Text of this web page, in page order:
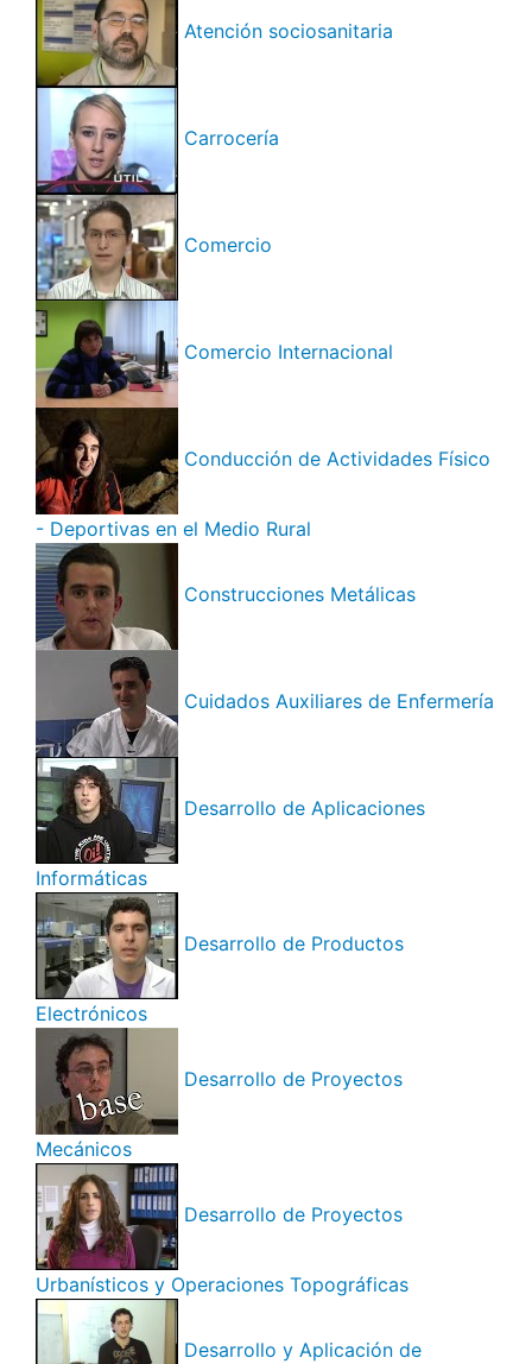
Atención sociosanitaria
Carrocería
Comercio
Comercio Internacional
Conducción de Actividades Físico
- Deportivas en el Medio Rural
Construcciones Metálicas
Cuidados Auxiliares de Enfermería
Desarrollo de Aplicaciones
Informáticas
Desarrollo de Productos
Electrónicos
Desarrollo de Proyectos
Mecánicos
Desarrollo de Proyectos
Urbanísticos y Operaciones Topográficas
Desarrollo y Aplicación de